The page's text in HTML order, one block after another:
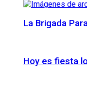
La Brigada
Hoy es fiesta